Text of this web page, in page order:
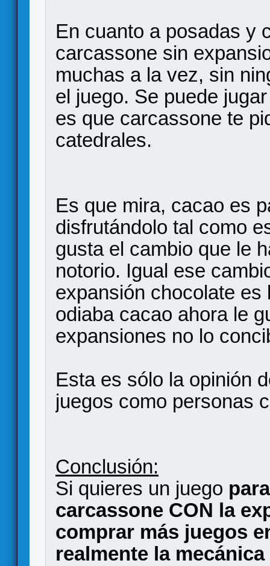
En cuanto a posadas y
carcassone sin
muchas a la vez, sin
el juego. Se puede
es que carcassone te
catedrales.
Es que mira, cacao es
disfrutándolo tal como
gusta el cambio que le
notorio. Igual ese
expansión chocolate es
odiaba cacao ahora le
expansiones no lo
Esta es sólo la opinión
juegos como personas
Conclusión:
Si quieres un juego
carcassone CON la
comprar más juegos
realmente la